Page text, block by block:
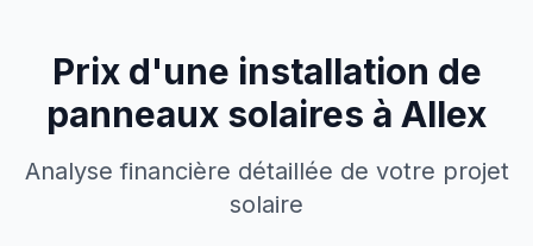
Prix d'une installation de
panneaux solaires à Allex
Analyse financière détaillée de votre projet
solaire